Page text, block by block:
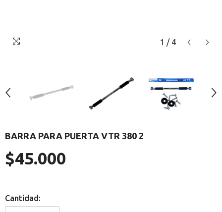
1 / 4
BARRA PARA PUERTA VTR 380 2
Precio
regular
$45.000
Cantidad: